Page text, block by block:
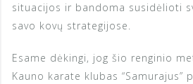
situacijos ir bandoma susidėlioti
savo kovų strategijose.
Esame dėkingi, jog šio renginio
Kauno karate klubas “Samurajus”